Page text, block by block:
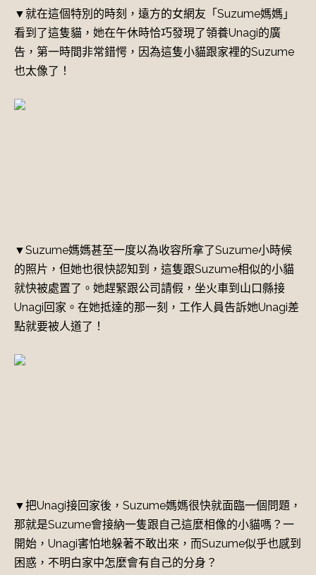
▼就在這個特別的時刻，遠方的女網友「Suzume媽媽」
看到了這隻貓，她在午休時恰巧發現了領養Unagi的廣
告，第一時間非常錯愕，因為這隻小貓跟家裡的Suzume
也太像了！
▼Suzume媽媽甚至一度以為收容所拿了Suzume小時候
的照片，但她也很快認知到，這隻跟Suzume相似的小貓
就快被處置了。她趕緊跟公司請假，坐火車到山口縣接
Unagi回家。在她抵達的那一刻，工作人員告訴她Unagi差
點就要被人道了！
▼把Unagi接回家後，Suzume媽媽很快就面臨一個問題，
那就是Suzume會接納一隻跟自己這麼相像的小貓嗎？一
開始，Unagi害怕地躲著不敢出來，而Suzume似乎也感到
困惑，不明白家中怎麼會有自己的分身？